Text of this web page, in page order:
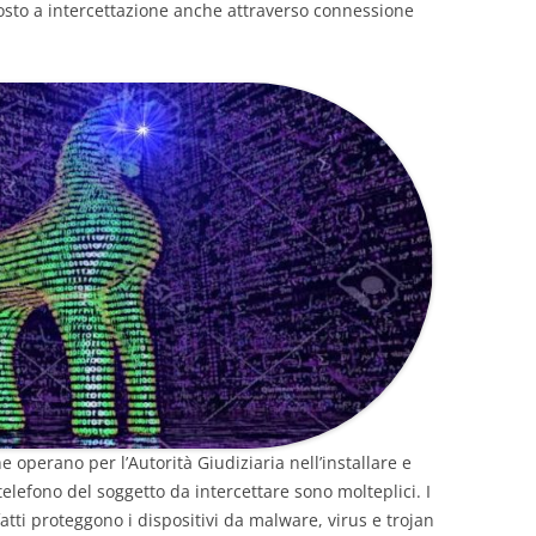
a intercettazione anche attraverso connessione
operano per l’Autorità Giudiziaria nell’installare e
del soggetto da intercettare sono molteplici. I
proteggono i dispositivi da malware, virus e trojan